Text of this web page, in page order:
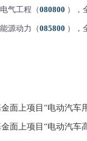
气工程（080800 ），
源动力（085800 ），
面上项目“电动汽车
面上项目“电动汽车